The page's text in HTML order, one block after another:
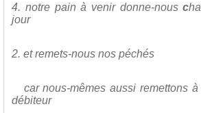
4.notre pain à venir donne-nousc
jour
2.et remets-nous nospéchés
car nous-mêmes aussi remettons à
débiteur